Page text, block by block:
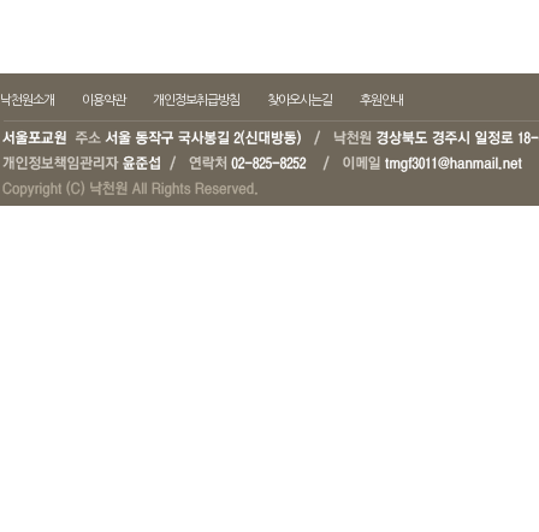
낙천원소개 이용약관 개인정보취급방침 찾아오시는길 후원안내